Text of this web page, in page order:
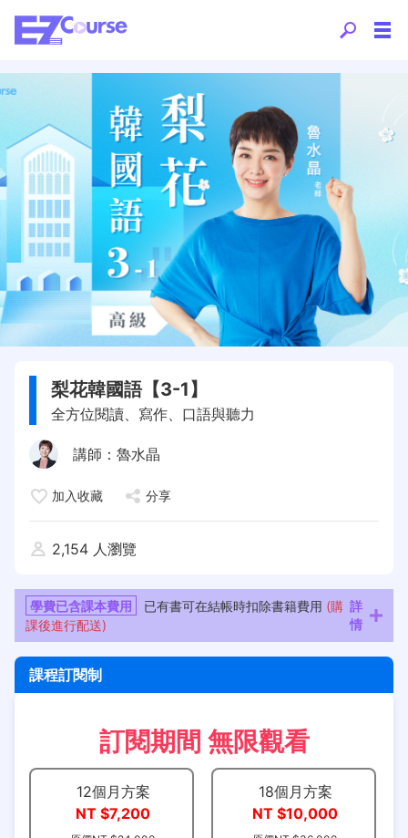
梨花韓國語【3-1】
全方位閱讀、寫作、口語與聽力
講師： 魯水晶
加入收藏 分享
2,154 人瀏覽
學費已含課本費用 已有書可在結帳時扣除書籍費用 (購
課後進行配送)
詳
情
課程訂閱制
訂閱期間 無限觀看
12個月方案
NT $7,200
18個月方案
NT $10,000